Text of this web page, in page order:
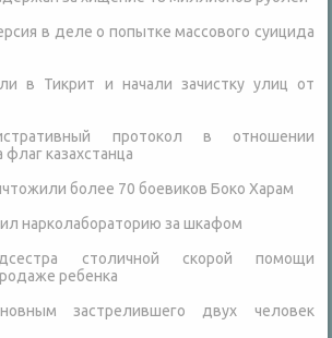
в деле о попытке массового суицида
в Тикрит и начали зачистку улиц от
протокол в отношении
казахстанца
более 70 боевиков Боко Харам
нарколабораторию за шкафом
столичной скорой помощи
ребенка
застрелившего двух человек